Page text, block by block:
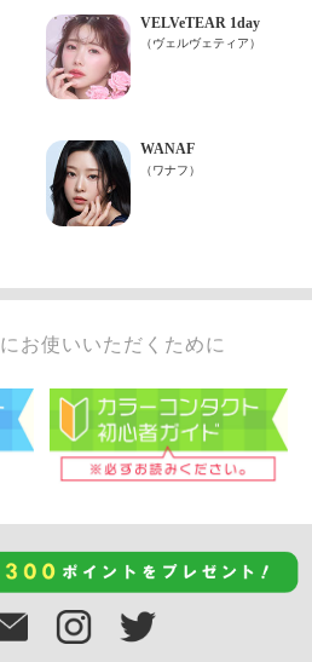
お使いいただくために